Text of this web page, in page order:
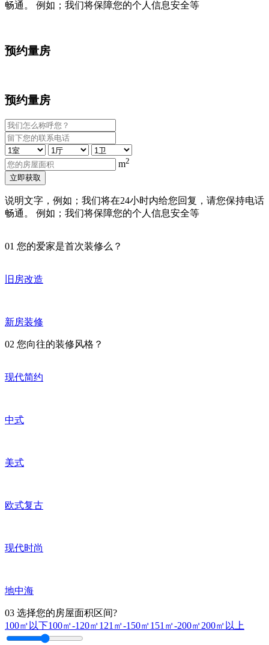
畅通。 例如；我们将保障您的个人信息安全等
预约量房
预约量房
m2
立即获取
说明文字，例如；我们将在24小时内给您回复，请您保持电话
畅通。 例如；我们将保障您的个人信息安全等
01 您的爱家是首次装修么？
旧房改造
新房装修
02 您向往的装修风格？
现代简约
中式
美式
欧式复古
现代时尚
地中海
03 选择您的房屋面积区间?
100㎡以下100㎡-120㎡121㎡-150㎡151㎡-200㎡200㎡以上